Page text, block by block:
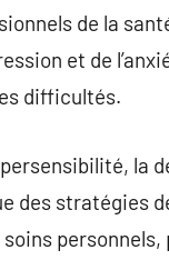
de la
et de
difficultés.
la
des stratégies
soins